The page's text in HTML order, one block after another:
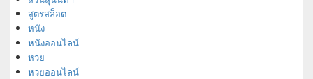
สูตรสล็อต
หนัง
หนังออนไลน์
หวย
หวยออนไลน์